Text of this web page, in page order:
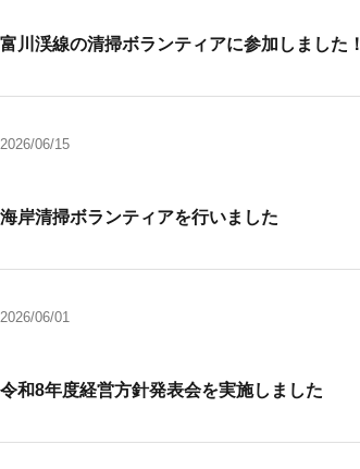
富川渓線の清掃ボランティアに参加しました！
2026/06/15
海岸清掃ボランティアを行いました
2026/06/01
令和8年度経営方針発表会を実施しました